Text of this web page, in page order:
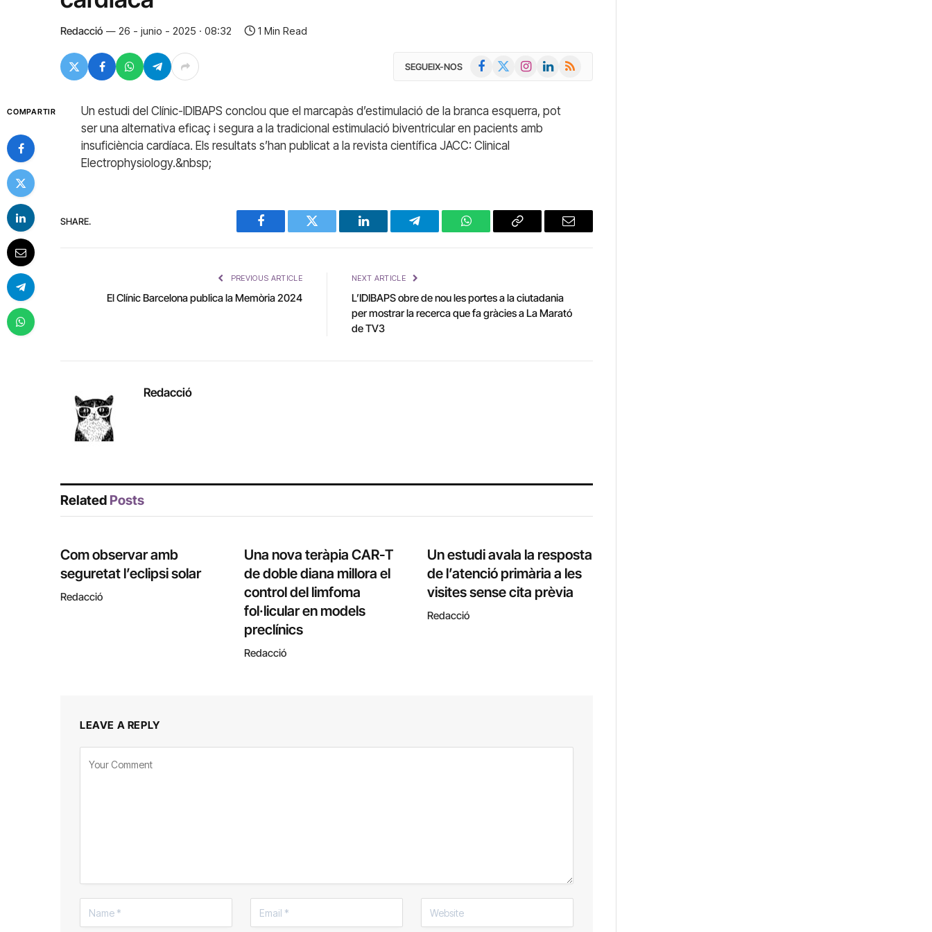
Redacció 26 - junio - 2025 · 08:32 1 Min Read
SEGUEIX-NOS Facebook InstagramLinkedIn
RSS
COMPARTIR
Un estudi del Clínic-IDIBAPS conclou que el marcapàs d’estimulació de la branca esquerra, pot
ser una alternativa eficaç i segura a la tradicional estimulació biventricular en pacients amb
insuficiència cardíaca. Els resultats s’han publicat a la revista científica JACC: Clinical
Electrophysiology.&nbsp;
SHARE.
Facebook Twitter LinkedIn Telegram WhatsAppCopy
Email
PREVIOUS ARTICLE
El Clínic Barcelona publica la Memòria 2024
NEXT ARTICLE
L’IDIBAPS obre de nou les portes a la ciutadania
per mostrar la recerca que fa gràcies a La Marató
de TV3
Redacció
Related Posts
Com observar amb
seguretat l’eclipsi solar
Redacció
Una nova teràpia CAR-T
de doble diana millora el
control del limfoma
fol·licular en models
preclínics
Redacció
Un estudi avala la resposta
de l’atenció primària a les
visites sense cita prèvia
Redacció
LEAVE A REPLY